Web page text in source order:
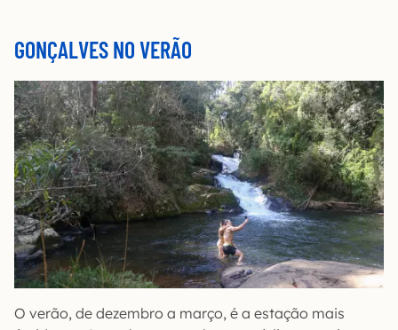
GONÇALVES NO VERÃO
O verão, de dezembro a março, é a estação mais